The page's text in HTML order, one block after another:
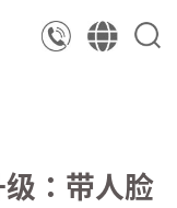
：带人脸